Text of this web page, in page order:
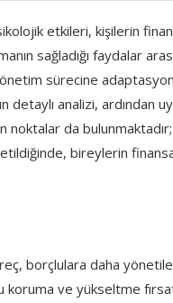
etkileri, kişilerin
sağladığı faydalar
sürecine
detaylı analizi, ardından
noktalar da
bireylerin
borçlulara daha
koruma ve yükseltme